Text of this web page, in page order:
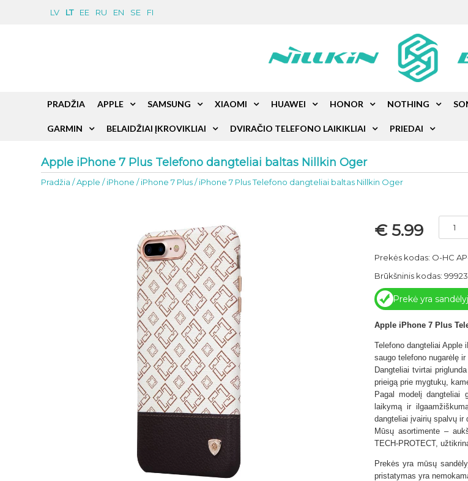
LV LT EE RU EN SE FI
Apple iPhone 7 Plus Telefono dangteliai baltas Nillkin Oger
Pradžia /Apple /iPhone /iPhone 7 Plus/iPhone 7 Plus Telefono dangteliai baltas Nillkin Oger
€ 5.99
Prekės kodas: O-HC
Brūkšninis kodas:
Prekė yra
Apple iPhone 7 Plus
Telefono dangteliai
saugo telefono nugarėlę
Dangteliai tvirtai
prieigą prie mygtukų,
Pagal modelį dangteliai
laikymą ir
dangteliai įvairių spalvų ir
Mūsų asortimente –
TECH-PROTECT,
Prekės yra mūsų
pristatymas yra
PRADŽIA APPLE SAMSUNG XIAOMI HUAWEI HONOR NOTHING
GARMIN BELAIDŽIAI ĮKROVIKLIAI DVIRAČIO TELEFONO LAIKIKLIAI PRIEDAI